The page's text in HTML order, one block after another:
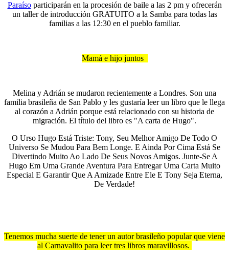
Paraísoparticiparán en la procesión de baile a las 2 pm y ofrecerán
un taller de introducción GRATUITO a la Samba para todas las
familias a las 12:30 en el pueblo familiar.
Mamá e hijo juntos
Melina y Adrián se mudaron recientemente a Londres. Son una
familia brasileña de San Pablo y les gustaría leer un libro que le llega
al corazón a Adrián porque está relacionado con su historia de
migración. El título del libro es "A carta de Hugo".
O Urso Hugo Está Triste: Tony, Seu Melhor Amigo De Todo O
Universo Se Mudou Para Bem Longe. E Ainda Por Cima Está Se
Divertindo Muito Ao Lado De Seus Novos Amigos. Junte-Se A
Hugo Em Uma Grande Aventura Para Entregar Uma Carta Muito
Especial E Garantir Que A Amizade Entre Ele E Tony Seja Eterna,
De Verdade!
Tenemos mucha suerte de tener un autor brasileño popular que viene
al Carnavalito para leer tres libros maravillosos.